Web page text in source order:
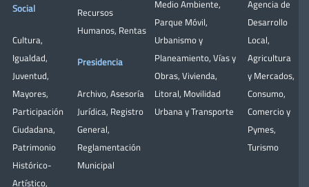
Social
Cultura,
Igualdad,
Juventud,
Mayores,
Participación
Ciudadana,
Patrimonio
Histórico-
Artístico,
Recursos
Humanos, Rentas
Presidencia
Archivo, Asesoría
Jurídica, Registro
General,
Reglamentación
Municipal
Medio Ambiente,
Parque Móvil,
Urbanismo y
Planeamiento, Vías y
Obras, Vivienda,
Litoral, Movilidad
Urbana y Transporte
Agencia de
Desarrollo
Local,
Agricultura
y Mercados,
Consumo,
Comercio y
Pymes,
Turismo